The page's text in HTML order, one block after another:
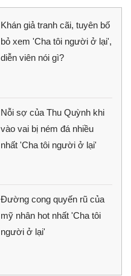
Khán giả tranh cãi, tuyên bố
bỏ xem 'Cha tôi người ở lại',
diễn viên nói gì?
Nỗi sợ của Thu Quỳnh khi
vào vai bị ném đá nhiều
nhất 'Cha tôi người ở lại'
Đường cong quyến rũ của
mỹ nhân hot nhất 'Cha tôi
người ở lại'